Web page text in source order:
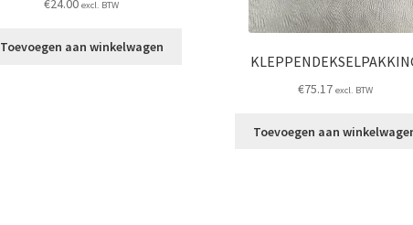
€24.00 excl. BTW
Toevoegen aan winkelwagen
€75.17 excl. BTW
Toevoegen aan